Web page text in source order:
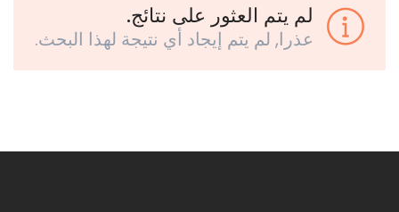
لم يتم العثور على نتائج.
عذرا, لم يتم إيجاد أي نتيجة لهذا البحث.